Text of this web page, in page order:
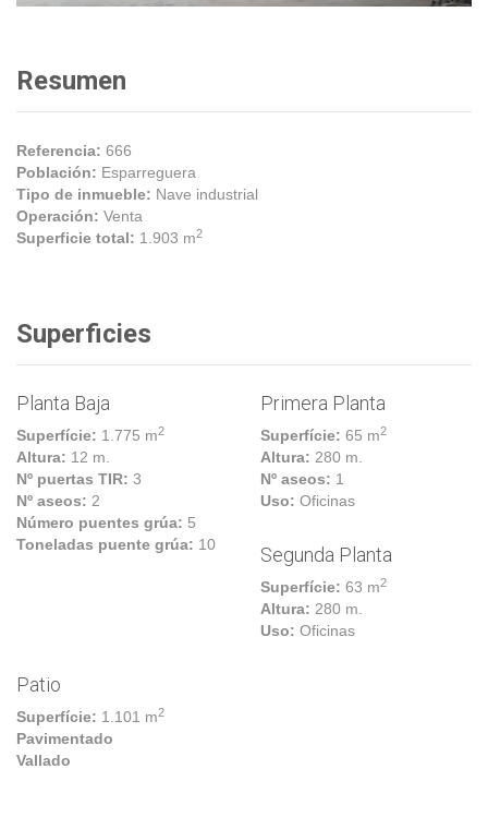
Resumen
Referencia: 666
Población: Esparreguera
Tipo de inmueble: Nave industrial
Operación: Venta
Superficie total: 1.903 m2
Superficies
Planta Baja
Superfície: 1.775 m2
Altura: 12 m.
Nº puertas TIR: 3
Nº aseos: 2
Número puentes grúa: 5
Toneladas puente grúa: 10
Primera Planta
Superfície: 65 m2
Altura: 280 m.
Nº aseos: 1
Uso: Oficinas
Segunda Planta
Superfície: 63 m2
Altura: 280 m.
Uso: Oficinas
Patio
Superfície: 1.101 m2
Pavimentado
Vallado